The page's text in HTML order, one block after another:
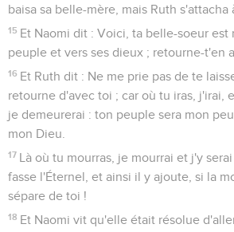
baisa sa belle-mère, mais Ruth s'attacha
15 Et Naomi dit : Voici, ta belle-soeur est
peuple et vers ses dieux ; retourne-t'en
16 Et Ruth dit : Ne me prie pas de te
retourne d'avec toi ; car où tu iras, j'irai,
je demeurerai : ton peuple sera mon
mon Dieu.
17 Là où tu mourras, je mourrai et j'y
fasse l'Éternel, et ainsi il y ajoute, si la
sépare de toi !
18 Et Naomi vit qu'elle était résolue